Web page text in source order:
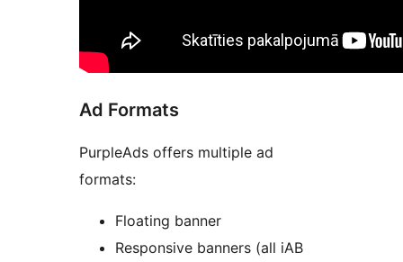
Ad Formats
PurpleAds offers multiple ad
formats:
Floating banner
Responsive banners (all iAB